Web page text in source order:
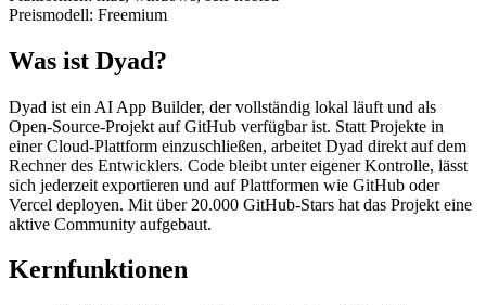
Preismodell: Freemium
Was ist Dyad?
Dyad ist ein AI App Builder, der vollständig lokal läuft und als
Open-Source-Projekt auf GitHub verfügbar ist. Statt Projekte in
einer Cloud-Plattform einzuschließen, arbeitet Dyad direkt auf dem
Rechner des Entwicklers. Code bleibt unter eigener Kontrolle, lässt
sich jederzeit exportieren und auf Plattformen wie GitHub oder
Vercel deployen. Mit über 20.000 GitHub-Stars hat das Projekt eine
aktive Community aufgebaut.
Kernfunktionen